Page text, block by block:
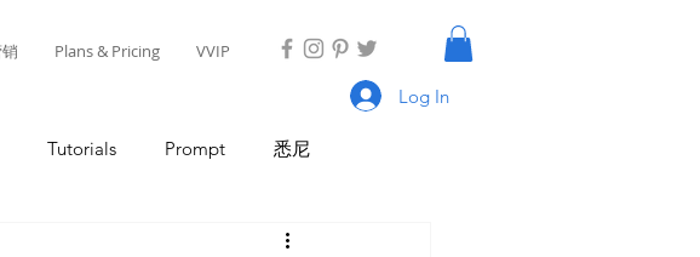
Plans & Pricing VVIP
Log In
Tutorials Prompt 悉尼